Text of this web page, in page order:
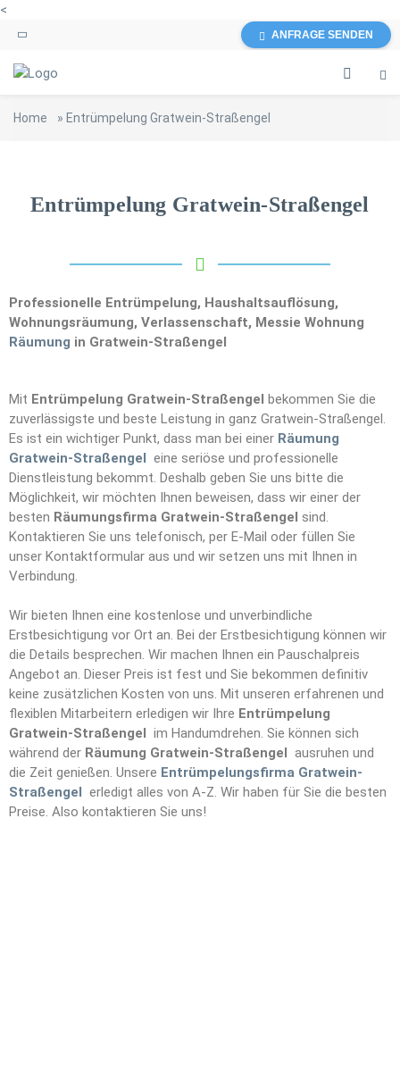
<
ANFRAGE SENDEN
Home » Entrümpelung Gratwein-Straßengel
Entrümpelung Gratwein-Straßengel
Professionelle Entrümpelung, Haushaltsauflösung,
Wohnungsräumung, Verlassenschaft, Messie Wohnung
Räumung in Gratwein-Straßengel
Mit Entrümpelung Gratwein-Straßengel bekommen Sie die
zuverlässigste und beste Leistung in ganz Gratwein-Straßengel.
Es ist ein wichtiger Punkt, dass man bei einer Räumung
Gratwein-Straßengel eine seriöse und professionelle
Dienstleistung bekommt. Deshalb geben Sie uns bitte die
Möglichkeit, wir möchten Ihnen beweisen, dass wir einer der
besten Räumungsfirma Gratwein-Straßengel sind.
Kontaktieren Sie uns telefonisch, per E-Mail oder füllen Sie
unser Kontaktformular aus und wir setzen uns mit Ihnen in
Verbindung.
Wir bieten Ihnen eine kostenlose und unverbindliche
Erstbesichtigung vor Ort an. Bei der Erstbesichtigung können wir
die Details besprechen. Wir machen Ihnen ein Pauschalpreis
Angebot an. Dieser Preis ist fest und Sie bekommen definitiv
keine zusätzlichen Kosten von uns. Mit unseren erfahrenen und
flexiblen Mitarbeitern erledigen wir Ihre Entrümpelung
Gratwein-Straßengel im Handumdrehen. Sie können sich
während der Räumung Gratwein-Straßengel ausruhen und
die Zeit genießen. Unsere Entrümpelungsfirma Gratwein-
Straßengel erledigt alles von A-Z. Wir haben für Sie die besten
Preise. Also kontaktieren Sie uns!